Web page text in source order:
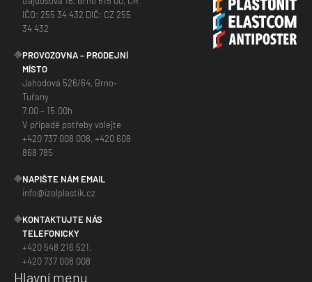
IČO: 255 34 432 DIČ: CZ 255
34 432
PROVOZOVNA – PRODEJNÍ
MÍSTO
Jahodová 526/64, Brno-
Tuřany
7.00 – 15.00h
V případě potřeby volejte
+420 737 008 008, +420 608
868 785
NAPIŠTE NÁM EMAIL
info@izolplastik.cz
KONTAKTUJTE NÁS
TELEFONICKY
+420 548 216 521,
+420 737 008 008
Hlavní menu